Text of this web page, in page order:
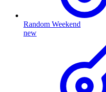
Random Weekend
new